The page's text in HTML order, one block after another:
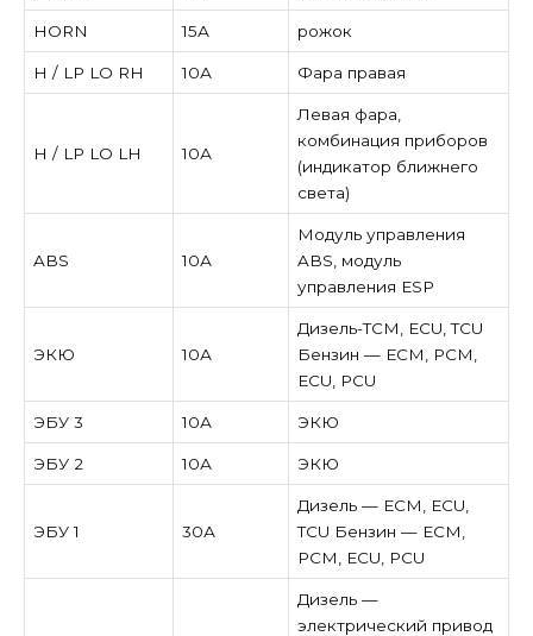
HORN 15А рожок
H / LP LO RH 10А Фара правая
H / LP LO LH 10А
Левая фара,
комбинация приборов
(индикатор ближнего
света)
ABS 10А
Модуль управления
ABS, модуль
управления ESP
ЭКЮ 10А
Дизель-TCM, ECU, TCU
Бензин — ECM, PCM,
ECU, PCU
ЭБУ 3 10А ЭКЮ
ЭБУ 2 10А ЭКЮ
ЭБУ 1 30А
Дизель — ECM, ECU,
TCU Бензин — ECM,
PCM, ECU, PCU
Дизель —
электрический привод